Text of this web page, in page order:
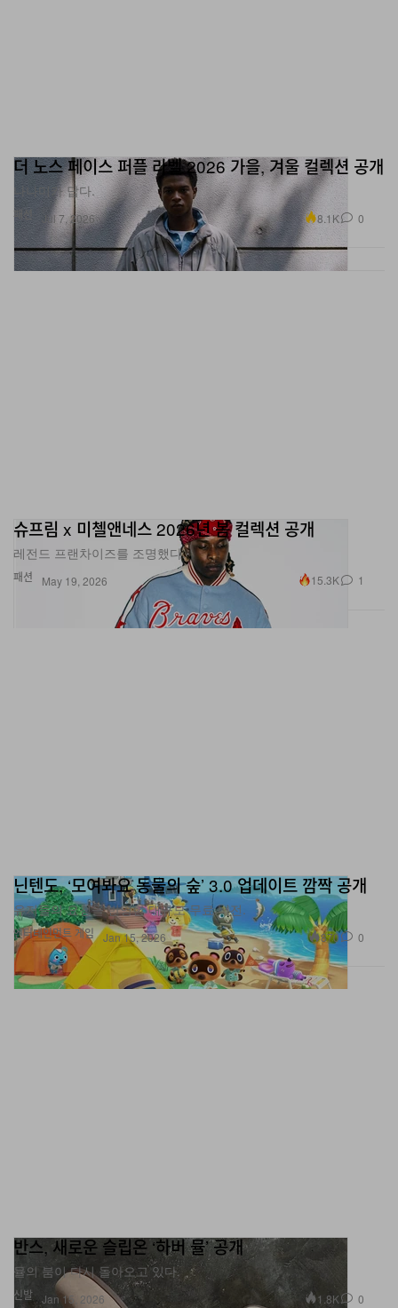
패션
더 노스 페이스 퍼플 라벨 2026 가을, 겨울 컬렉션 공개
나나미카 답다.
Jul 7, 2026 8.1K 0
패션
슈프림 x 미첼앤네스 2026년 봄 컬렉션 공개
레전드 프랜차이즈를 조명했다.
May 19, 2026 15.3K 1
엔터테인먼트 게임
닌텐도, ‘모여봐요 동물의 숲’ 3.0 업데이트 깜짝 공개
유저들의 요청을 반영한 대규모 무료 버전.
Jan 15, 2026 870 0
신발
반스, 새로운 슬립온 ‘하버 뮬’ 공개
뮬의 붐이 다시 돌아오고 있다.
Jan 15, 2026 1.8K 0